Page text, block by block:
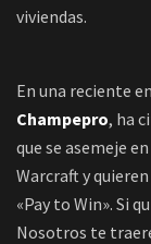
viviendas.
En una reciente
Champepro, ha
que se asemeje
Warcraft y
«Pay to Win». Si
Nosotros te